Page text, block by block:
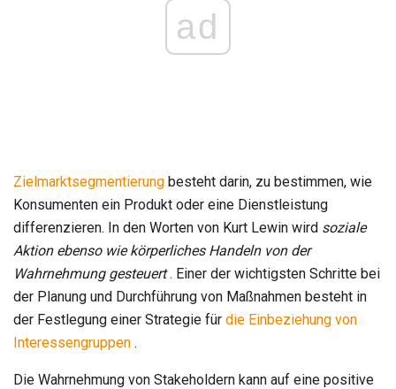
ad
Zielmarktsegmentierung besteht darin, zu bestimmen, wie
Konsumenten ein Produkt oder eine Dienstleistung
differenzieren. In den Worten von Kurt Lewin wird soziale
Aktion ebenso wie körperliches Handeln von der
Wahrnehmung gesteuert. Einer der wichtigsten Schritte bei
der Planung und Durchführung von Maßnahmen besteht in
der Festlegung einer Strategie für die Einbeziehung von
Interessengruppen .
Die Wahrnehmung von Stakeholdern kann auf eine positive